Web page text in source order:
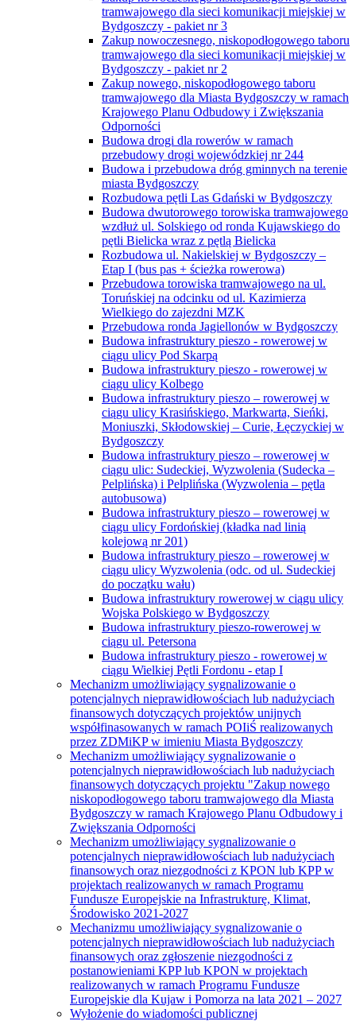
tramwajowego dla sieci komunikacji miejskiej w
Bydgoszczy - pakiet nr 3
Zakup nowoczesnego, niskopodłogowego taboru
tramwajowego dla sieci komunikacji miejskiej w
Bydgoszczy - pakiet nr 2
Zakup nowego, niskopodłogowego taboru
tramwajowego dla Miasta Bydgoszczy w ramach
Krajowego Planu Odbudowy i Zwiększania
Odporności
Budowa drogi dla rowerów w ramach
przebudowy drogi wojewódzkiej nr 244
Budowa i przebudowa dróg gminnych na terenie
miasta Bydgoszczy
Rozbudowa pętli Las Gdański w Bydgoszczy
Budowa dwutorowego torowiska tramwajowego
wzdłuż ul. Solskiego od ronda Kujawskiego do
pętli Bielicka wraz z pętlą Bielicka
Rozbudowa ul. Nakielskiej w Bydgoszczy –
Etap I (bus pas + ścieżka rowerowa)
Przebudowa torowiska tramwajowego na ul.
Toruńskiej na odcinku od ul. Kazimierza
Wielkiego do zajezdni MZK
Przebudowa ronda Jagiellonów w Bydgoszczy
Budowa infrastruktury pieszo - rowerowej w
ciągu ulicy Pod Skarpą
Budowa infrastruktury pieszo - rowerowej w
ciągu ulicy Kolbego
Budowa infrastruktury pieszo – rowerowej w
ciągu ulicy Krasińskiego, Markwarta, Sieńki,
Moniuszki, Skłodowskiej – Curie, Łęczyckiej w
Bydgoszczy
Budowa infrastruktury pieszo – rowerowej w
ciągu ulic: Sudeckiej, Wyzwolenia (Sudecka –
Pelplińska) i Pelplińska (Wyzwolenia – pętla
autobusowa)
Budowa infrastruktury pieszo – rowerowej w
ciągu ulicy Fordońskiej (kładka nad linią
kolejową nr 201)
Budowa infrastruktury pieszo – rowerowej w
ciągu ulicy Wyzwolenia (odc. od ul. Sudeckiej
do początku wału)
Budowa infrastruktury rowerowej w ciągu ulicy
Wojska Polskiego w Bydgoszczy
Budowa infrastruktury pieszo-rowerowej w
ciągu ul. Petersona
Budowa infrastruktury pieszo - rowerowej w
ciągu Wielkiej Pętli Fordonu - etap I
Mechanizm umożliwiający sygnalizowanie o
potencjalnych nieprawidłowościach lub nadużyciach
finansowych dotyczących projektów unijnych
współfinasowanych w ramach POIiŚ realizowanych
przez ZDMiKP w imieniu Miasta Bydgoszczy
Mechanizm umożliwiający sygnalizowanie o
potencjalnych nieprawidłowościach lub nadużyciach
finansowych dotyczących projektu "Zakup nowego
niskopodłogowego taboru tramwajowego dla Miasta
Bydgoszczy w ramach Krajowego Planu Odbudowy i
Zwiększania Odporności
Mechanizm umożliwiający sygnalizowanie o
potencjalnych nieprawidłowościach lub nadużyciach
finansowych oraz niezgodności z KPON lub KPP w
projektach realizowanych w ramach Programu
Fundusze Europejskie na Infrastrukturę, Klimat,
Środowisko 2021-2027
Mechanizmu umożliwiający sygnalizowanie o
potencjalnych nieprawidłowościach lub nadużyciach
finansowych oraz zgłoszenie niezgodności z
postanowieniami KPP lub KPON w projektach
realizowanych w ramach Programu Fundusze
Europejskie dla Kujaw i Pomorza na lata 2021 – 2027
Wyłożenie do wiadomości publicznej